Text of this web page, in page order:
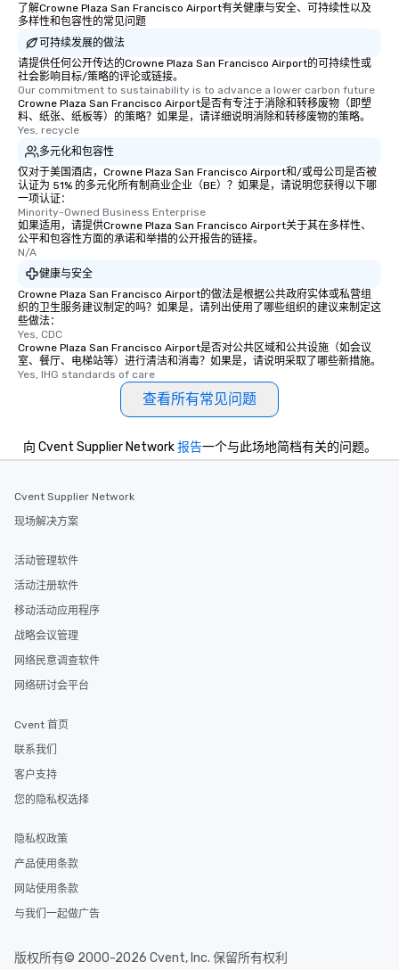
了解Crowne Plaza San Francisco Airport有关健康与安全、可持续性以及
多样性和包容性的常见问题
可持续发展的做法
请提供任何公开传达的Crowne Plaza San Francisco Airport的可持续性或
社会影响目标/策略的评论或链接。
Our commitment to sustainability is to advance a lower carbon future
Crowne Plaza San Francisco Airport是否有专注于消除和转移废物（即塑
料、纸张、纸板等）的策略？如果是，请详细说明消除和转移废物的策略。
Yes, recycle
多元化和包容性
仅对于美国酒店，Crowne Plaza San Francisco Airport和/或母公司是否被
认证为 51% 的多元化所有制商业企业（BE）？如果是，请说明您获得以下哪
一项认证：
Minority-Owned Business Enterprise
如果适用，请提供Crowne Plaza San Francisco Airport关于其在多样性、
公平和包容性方面的承诺和举措的公开报告的链接。
N/A
健康与安全
Crowne Plaza San Francisco Airport的做法是根据公共政府实体或私营组
织的卫生服务建议制定的吗？如果是，请列出使用了哪些组织的建议来制定这
些做法：
Yes, CDC
Crowne Plaza San Francisco Airport是否对公共区域和公共设施（如会议
室、餐厅、电梯站等）进行清洁和消毒？如果是，请说明采取了哪些新措施。
Yes, IHG standards of care
查看所有常见问题
向 Cvent Supplier Network报告一个与此场地简档有关的问题。
Cvent Supplier Network
现场解决方案
活动管理软件
活动注册软件
移动活动应用程序
战略会议管理
网络民意调查软件
网络研讨会平台
Cvent 首页
联系我们
客户支持
您的隐私权选择
隐私权政策
产品使用条款
网站使用条款
与我们一起做广告
版权所有© 2000-2026 Cvent, Inc. 保留所有权利